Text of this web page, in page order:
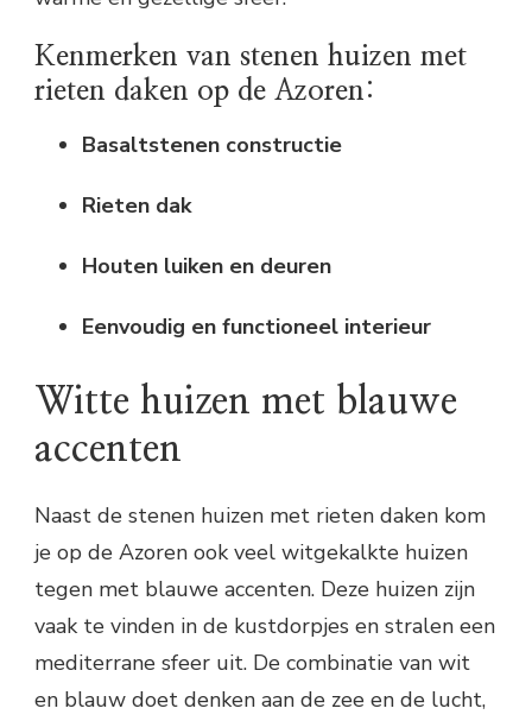
Kenmerken van stenen huizen met
rieten daken op de Azoren:
Basaltstenen constructie
Rieten dak
Houten luiken en deuren
Eenvoudig en functioneel interieur
Witte huizen met blauwe
accenten
Naast de stenen huizen met rieten daken kom
je op de Azoren ook veel witgekalkte huizen
tegen met blauwe accenten. Deze huizen zijn
vaak te vinden in de kustdorpjes en stralen een
mediterrane sfeer uit. De combinatie van wit
en blauw doet denken aan de zee en de lucht,